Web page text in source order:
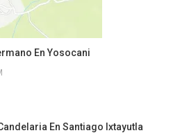
En Yosocani
En Santiago Ixtayutla